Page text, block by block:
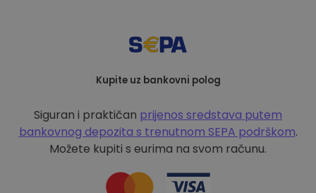
Kupite uz bankovni polog
Siguran i praktičan prijenos sredstava putem
bankovnog depozita s trenutnom SEPA podrškom.
Možete kupiti s eurima na svom računu.